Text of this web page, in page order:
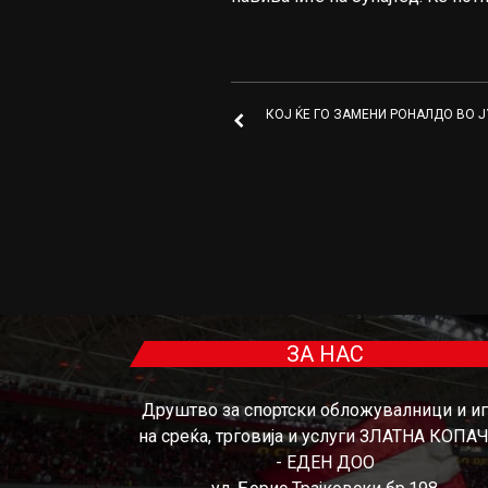
КОЈ ЌЕ ГО ЗАМЕНИ РОНАЛДО ВО
ЗА НАС
Друштво за спортски обложувалници и
на среќа, трговија и услуги ЗЛАТНА
- ЕДЕН ДОО